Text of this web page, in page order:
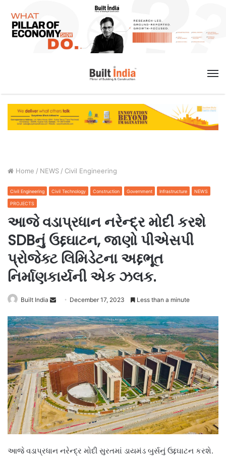
Home / NEWS / Civil Engineering
Civil Engineering Civil Technology Construction Government Infrastructure NEWS
PROJECTS
આજે વડાપ્રધાન નરેન્દ્ર મોદી કરશે
SDBનું ઉદ્દઘાટન, જાણો પીએસપી
પ્રોજેક્ટ લિમિડેટના અદ્દભૂત
નિર્માણકાર્યની એક ઝલક.
Built India
Send
email
December 17, 2023 Less than a minute
આજે વડાપ્રધાન નરેન્દ્ર મોદી સુરતમાં ડાયમંડ બુર્સનું ઉદ્દઘાટન કરશે.